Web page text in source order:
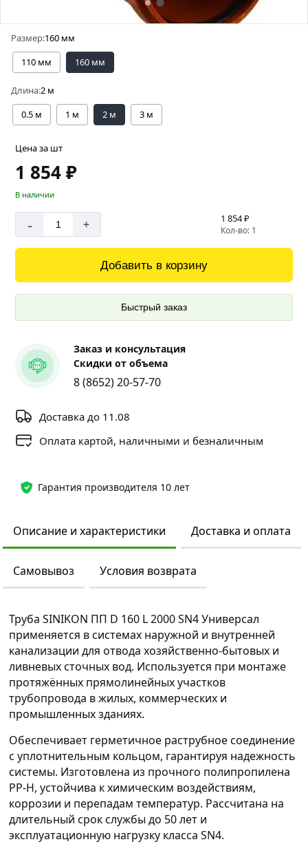
Размер:160 мм
110 мм
160 мм
Длина:2 м
0.5 м
1 м 2 м 3 м
Гарантия производителя 10 лет
Цена за шт
1 854 ₽
В наличии
- + 1 854 ₽
Кол-во: 1
Добавить в корзину
Быстрый заказ
Заказ и консультация
Скидки от объема
8 (8652) 20-57-70
Доставка до 11.08
Оплата картой, наличными и безналичным
Описание и характеристики Доставка и оплата
Самовывоз Условия возврата
Труба SINIKON ПП D 160 L 2000 SN4 Универсал
применяется в системах наружной и внутренней
канализации для отвода хозяйственно-бытовых и
ливневых сточных вод. Используется при монтаже
протяжённых прямолинейных участков
трубопровода в жилых, коммерческих и
промышленных зданиях.
Обеспечивает герметичное раструбное соединение
с уплотнительным кольцом, гарантируя надежность
системы. Изготовлена из прочного полипропилена
PP-H, устойчива к химическим воздействиям,
коррозии и перепадам температур. Рассчитана на
длительный срок службы до 50 лет и
эксплуатационную нагрузку класса SN4.